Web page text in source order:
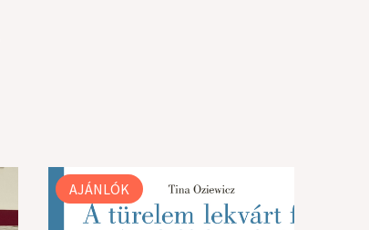
AJÁNLÓK